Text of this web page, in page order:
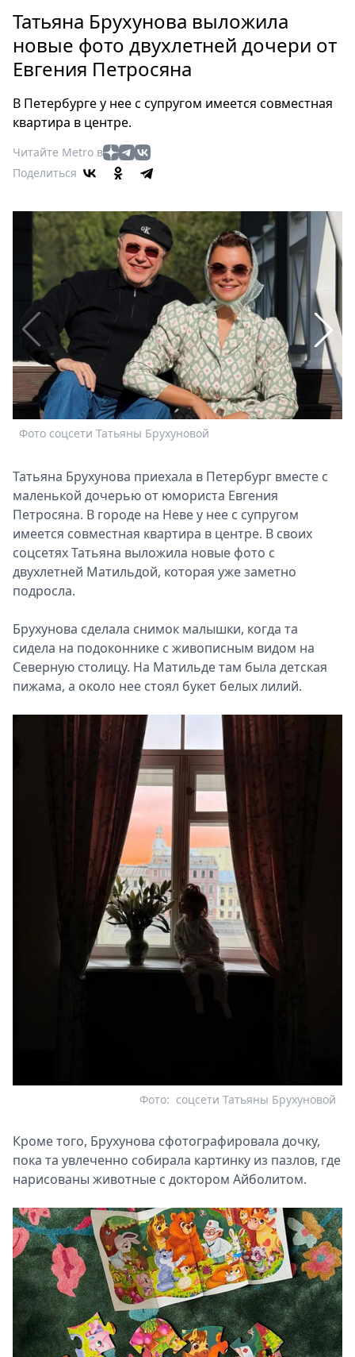
Россия
Мир
Здоровье
Туризм
Мода
Театр
Кино
Книги
Выставки
Пресс-
релизы
О
Metro
Стримы
Спецпроекты
Звезды
Выборы
2026
Татьяна Брухунова выложила
новые фото двухлетней дочери от
Евгения Петросяна
В Петербурге у нее с супругом имеется совместная
квартира в центре.
Читайте Metro в
Поделиться
Фото соцсети Татьяны Брухуновой
Татьяна Брухунова приехала в Петербург вместе с
маленькой дочерью от юмориста Евгения
Петросяна. В городе на Неве у нее с супругом
имеется совместная квартира в центре. В своих
соцсетях Татьяна выложила новые фото с
двухлетней Матильдой, которая уже заметно
подросла.
Брухунова сделала снимок малышки, когда та
сидела на подоконнике с живописным видом на
Северную столицу. На Матильде там была детская
пижама, а около нее стоял букет белых лилий.
соцсети Татьяны Брухуновой
Фото:
Кроме того, Брухунова сфотографировала дочку,
пока та увлеченно собирала картинку из пазлов, где
нарисованы животные с доктором Айболитом.